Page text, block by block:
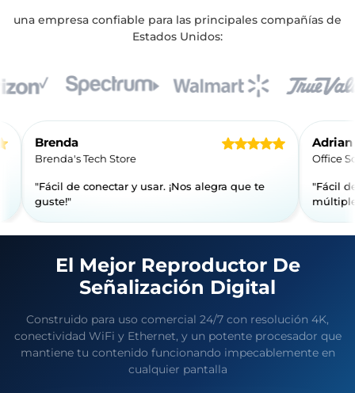
una empresa confiable para las principales compañías de
Estados Unidos:
Reseñas de Clientes
usar."
"Fácil de conectar y usar. ¡Nos alegra
El Mejor Reproductor De
Señalización Digital
Construido para uso comercial 24/7 con resolución 4K,
conectividad WiFi y Ethernet, y un potente procesador que
mantiene tu contenido funcionando impecablemente en
cualquier pantalla